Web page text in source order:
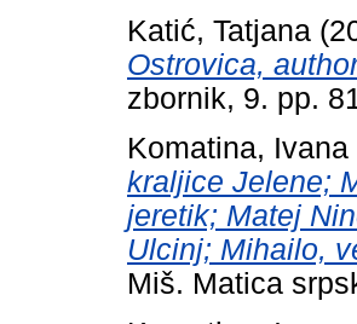
Katić, Tatjana
Ostrovica,
zbornik, 9. pp.
Komatina, Ivana
kraljice Jelene;
jeretik; Matej
Ulcinj; Mihailo,
Miš. Matica